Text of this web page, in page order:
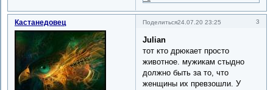
Поделиться 3
24.07.20 23:25
Кастанедовец
Julian
тот кто дрюкает просто
животное. мужикам стыдно
должно быть за то, что
женщины их превзошли. У